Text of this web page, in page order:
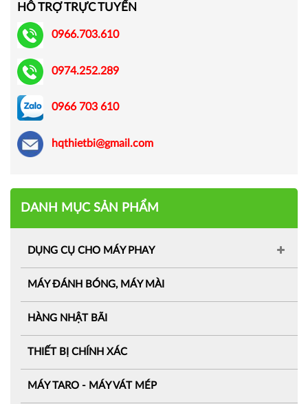
HỖ TRỢ TRỰC TUYẾN
0966.703.610
0974.252.289
0966 703 610
hqthietbi@gmail.com
DANH MỤC SẢN PHẨM
DỤNG CỤ CHO MÁY PHAY
MÁY ĐÁNH BÓNG, MÁY MÀI
HÀNG NHẬT BÃI
THIẾT BỊ CHÍNH XÁC
MÁY TARO - MÁY VÁT MÉP